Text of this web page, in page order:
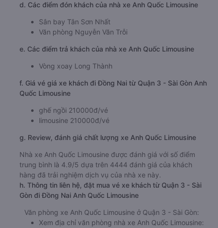
d. Các điểm đón khách của nhà xe Anh Quốc Limousine
Sân bay Tân Sơn Nhất
Văn phòng Nguyễn Văn Trỗi
e. Các điểm trả khách của nhà xe Anh Quốc Limousine
Vòng xoay Long Thành
f. Giá vé giá xe khách đi Đồng Nai từ Quận 3 - Sài Gòn Anh
Quốc Limousine
ghế ngồi 210000đ/vé
limousine 210000đ/vé
g. Review, đánh giá chất lượng xe Anh Quốc Limousine
Nhà xe Anh Quốc Limousine được đánh giá với số điểm
trung bình là 4.9/5 dựa trên 4444 đánh giá của khách
hàng đã trải nghiệm dịch vụ của nhà xe này.
h. Thông tin liên hệ, đặt mua vé xe khách từ Quận 3 - Sài
Gòn đi Đồng Nai Anh Quốc Limousine
Văn phòng xe Anh Quốc Limousine ở Quận 3 - Sài Gòn:
Xem địa chỉ văn phòng nhà xe Anh Quốc Limousine: